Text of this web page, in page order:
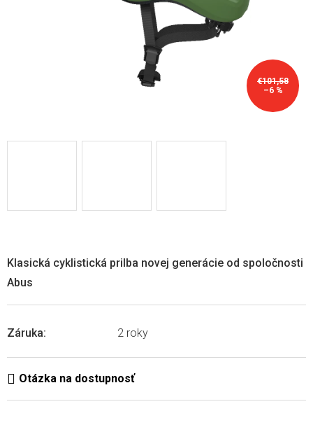
€101,58
–6 %
Záruka: 2 roky
Klasická cyklistická prilba novej generácie od spoločnosti
Abus